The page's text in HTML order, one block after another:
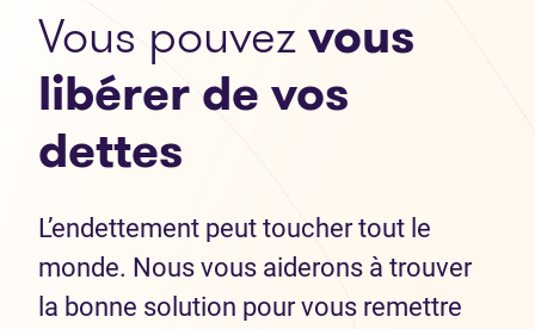
Vous pouvezvous
libérer de vos
dettes
L’endettement peut toucher tout le
monde. Nous vous aiderons à trouver
la bonne solution pour vous remettre